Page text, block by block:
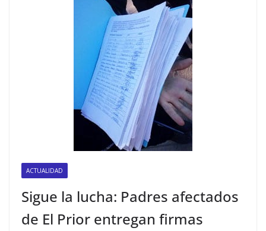
ACTUALIDAD
Sigue la lucha: Padres afectados
de El Prior entregan firmas